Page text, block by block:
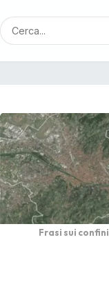
Frasi sui confini